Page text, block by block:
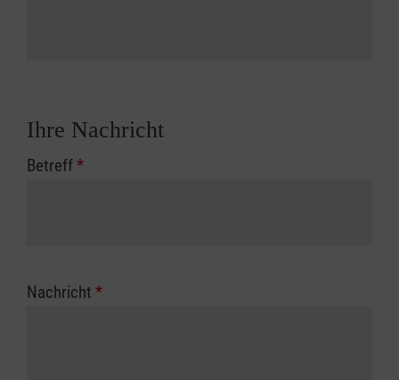
Ihre Nachricht
Betreff*
Nachricht *